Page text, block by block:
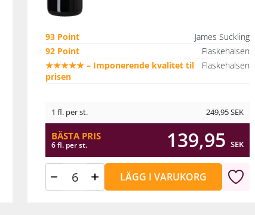
93 Point
James Suckling
92 Point
Flaskehalsen
★★★★★ – Imponerende kvalitet til
prisen
Flaskehalsen
1 fl. per st. 249,95SEK
BÄSTA PRIS
6 fl. per st. 139,95 SEK
LÄGG I VARUKORG